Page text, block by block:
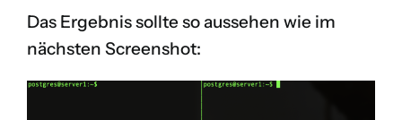
Das Ergebnis sollte so aussehen wie im
nächsten Screenshot: